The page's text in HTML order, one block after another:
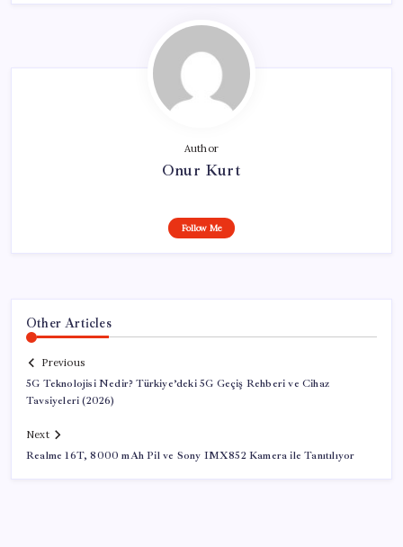
Author
Onur Kurt
Follow Me
Other Articles
Previous
5G Teknolojisi Nedir? Türkiye’deki 5G Geçiş Rehberi ve Cihaz
Tavsiyeleri (2026)
Next
Realme 16T, 8000 mAh Pil ve Sony IMX852 Kamera ile Tanıtılıyor